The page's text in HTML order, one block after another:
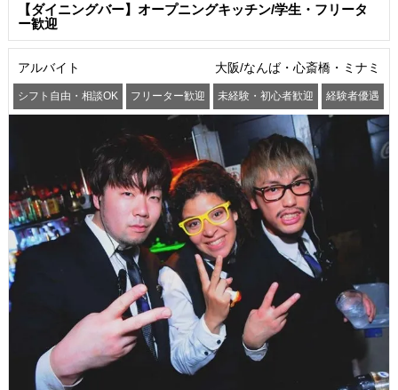
【ダイニングバー】オープニングキッチン/学生・フリータ
ー歓迎
アルバイト 大阪/なんば・心斎橋・ミナミ
シフト自由・相談OK フリーター歓迎 未経験・初心者歓迎 経験者優遇